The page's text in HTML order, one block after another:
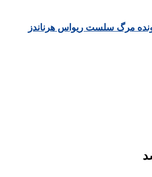
مرگ سلست ریواس هرناندز